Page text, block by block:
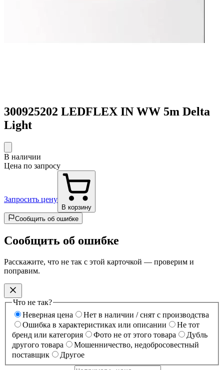
300925202 LEDFLEX IN WW 5m Delta
Light
В наличии
Цена по запросу
Запросить цену
В корзину
Сообщить об ошибке
Сообщить об ошибке
Расскажите, что не так с этой карточкой — проверим и
поправим.
Что не так?
Неверная цена
Нет в наличии / снят с производства
Ошибка в характеристиках или описании
Не тот
бренд или категория
Фото не от этого товара
Дубль
другого товара
Мошенничество, недобросовестный
поставщик
Другое